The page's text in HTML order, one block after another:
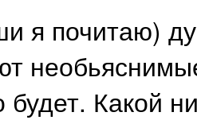
я почитаю)
будет. Какой